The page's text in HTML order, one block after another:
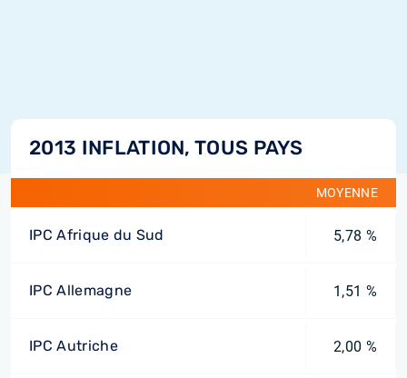
2013 INFLATION, TOUS PAYS
MOYENNE
IPC Afrique du Sud 5,78 %
IPC Allemagne 1,51 %
IPC Autriche 2,00 %